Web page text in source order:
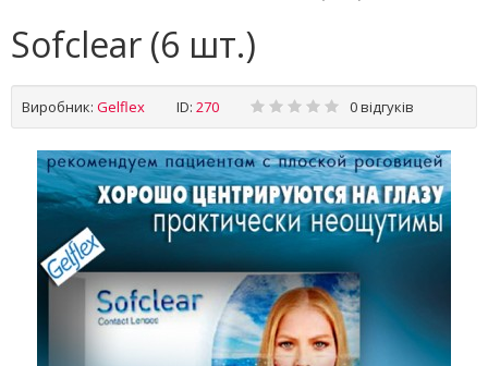
Sofclear (6 шт.)
Виробник: Gelflex ID: 270 0 відгуків